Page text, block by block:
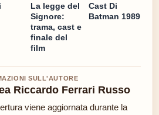
La legge del
Signore:
trama, cast e
finale del
film
Cast Di
Batman 1989
SULL'AUTORE
Riccardo Ferrari Russo
viene aggiornata durante la